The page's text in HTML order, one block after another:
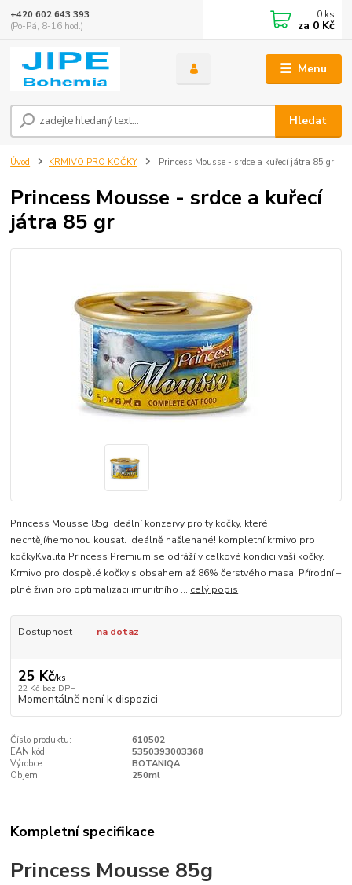
Menu
Hledat
+420 602 643 393
(Po-Pá, 8-16 hod.)
0 ks
za 0 Kč
Úvod KRMIVO PRO KOČKY Princess Mousse - srdce a kuřecí játra 85 gr
Princess Mousse - srdce a kuřecí
játra 85 gr
Princess Mousse 85g Ideální konzervy pro ty kočky, které
nechtějí/nemohou kousat. Ideálně našlehané! kompletní krmivo pro
kočkyKvalita Princess Premium se odráží v celkové kondici vaší kočky.
Krmivo pro dospělé kočky s obsahem až 86% čerstvého masa. Přírodní –
plné živin pro optimalizaci imunitního ... celý popis
Dostupnost na dotaz
25 Kč/ks
22 Kč bez DPH
Momentálně není k dispozici
Číslo produktu:
610502
EAN kód:
5350393003368
Výrobce:
BOTANIQA
Objem:
250ml
Kompletní specifikace
Princess Mousse 85g